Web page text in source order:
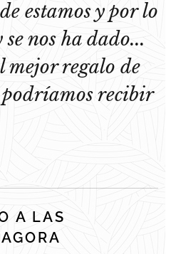
estamos y por lo
nos ha dado...
mejor regalo de
recibir
A LAS